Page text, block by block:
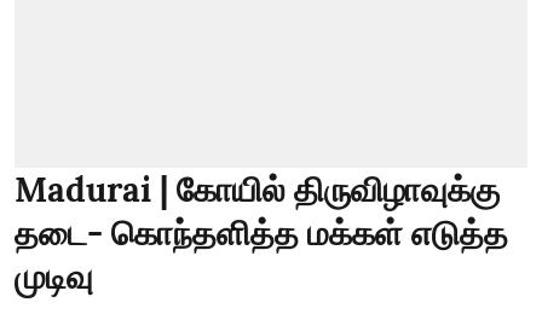
Madurai | கோயில் திருவிழாவுக்கு
தடை- கொந்தளித்த மக்கள் எடுத்த
முடிவு